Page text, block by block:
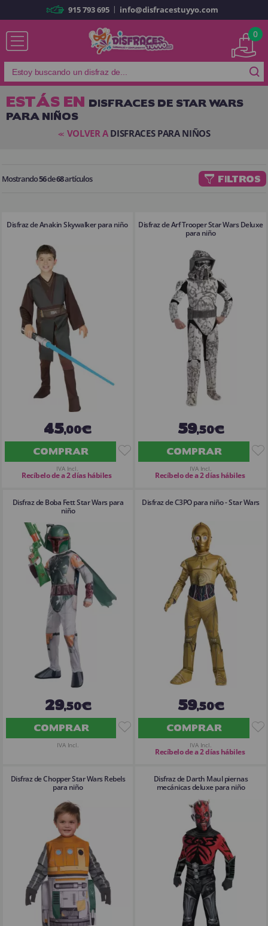
Ya soy cliente
Recordarme ¿Olvidó su contraseña?
Al crear una cuenta en
podrás realizar tus
compras rápidamente en nuestra tienda virtual, revisar el estado de tus
pedidos y consultar tus operaciones anteriores.
¡Adelante! Te estabamos esperando.
CREAR CUENTA
915 793 695 | info@disfracestuyyo.com
0
ESTÁS EN DISFRACES DE STAR WARS
PARA NIÑOS
<< VOLVER A DISFRACES PARA NIÑOS
Mostrando56de68artículos FILTROS
Disfraz de Anakin Skywalker para niño
45,00€
COMPRAR
IVA Incl.
Recíbelo de a 2 días hábiles
Disfraz de Arf Trooper Star Wars Deluxe
para niño
59,50€
COMPRAR
IVA Incl.
Recíbelo de a 2 días hábiles
Disfraz de Boba Fett Star Wars para
niño
29,50€
COMPRAR
IVA Incl.
Disfraz de C3PO para niño - Star Wars
59,50€
COMPRAR
IVA Incl.
Recíbelo de a 2 días hábiles
Disfraz de Chopper Star Wars Rebels
para niño
Disfraz de Darth Maul piernas
mecánicas deluxe para niño